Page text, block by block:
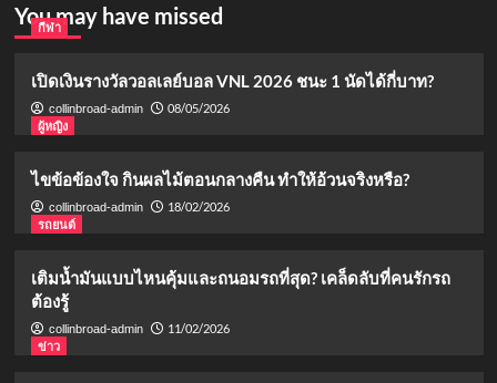
You may have missed
กีฬา
เปิดเงินรางวัลวอลเลย์บอล VNL 2026 ชนะ 1 นัดได้กี่บาท?
collinbroad-admin
08/05/2026
ผู้หญิง
ไขข้อข้องใจ กินผลไม้ตอนกลางคืน ทำให้อ้วนจริงหรือ?
collinbroad-admin
18/02/2026
รถยนต์
เติมน้ำมันแบบไหนคุ้มและถนอมรถที่สุด? เคล็ดลับที่คนรักรถ
ต้องรู้
collinbroad-admin
11/02/2026
ข่าว